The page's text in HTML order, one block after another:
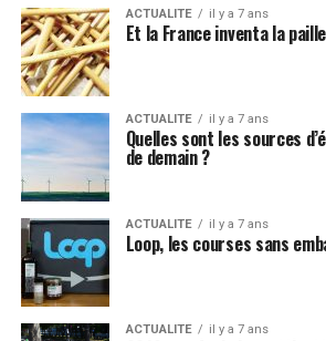
ACTUALITE il y a 7 ans
Et la France inventa la
ACTUALITE il y a 7 ans
Quelles sont les sources
de demain ?
ACTUALITE il y a 7 ans
Loop, les courses sans
ACTUALITE il y a 7 ans